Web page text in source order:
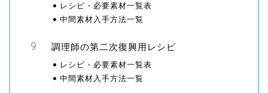
レシピ・必要素材一覧表
中間素材入手方法一覧
調理師の第二次復興用レシピ
レシピ・必要素材一覧表
中間素材入手方法一覧